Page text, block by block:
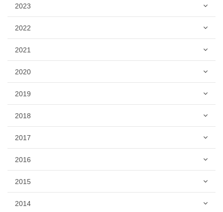
2023
2022
2021
2020
2019
2018
2017
2016
2015
2014